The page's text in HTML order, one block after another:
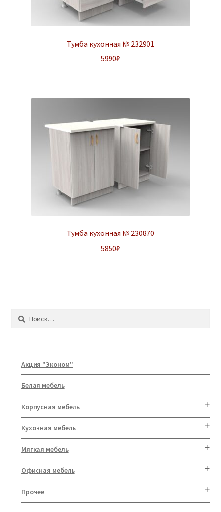
Тумба кухонная № 232901
5990₽
Тумба кухонная № 230870
5850₽
Найти:
Акция "Эконом"
Белая мебель
Корпусная мебель
Кухонная мебель
Мягкая мебель
Офисная мебель
Прочее